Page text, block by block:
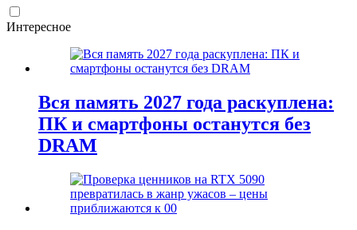
Интересное
Вся память 2027 года раскуплена:
ПК и смартфоны останутся без
DRAM